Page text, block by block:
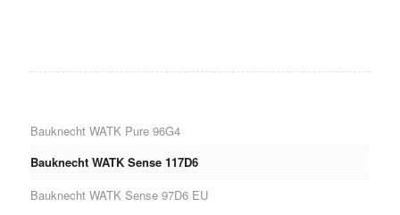
Bauknecht WATK Pure 96G4
Bauknecht WATK Sense 117D6
Bauknecht WATK Sense 97D6 EU